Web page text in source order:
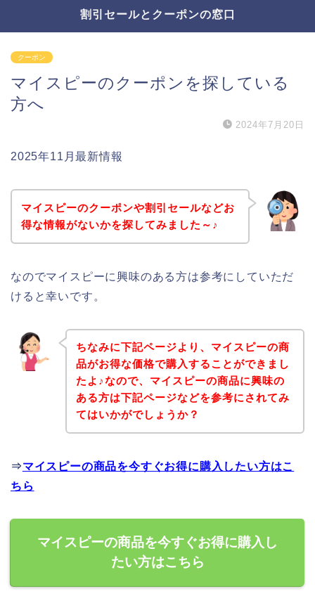
割引セールとクーポンの窓口
クーポン
マイスピーのクーポンを探している
方へ
2024年7月20日
2025年11月最新情報
マイスピーのクーポンや割引セールなどお
得な情報がないかを探してみました～♪
なのでマイスピーに興味のある方は参考にしていただ
けると幸いです。
ちなみに下記ページより、マイスピーの商
品がお得な価格で購入することができまし
たよ♪なので、マイスピーの商品に興味の
ある方は下記ページなどを参考にされてみ
てはいかがでしょうか？
⇒マイスピーの商品を今すぐお得に購入したい方はこ
ちら
マイスピーの商品を今すぐお得に購入し
たい方はこちら